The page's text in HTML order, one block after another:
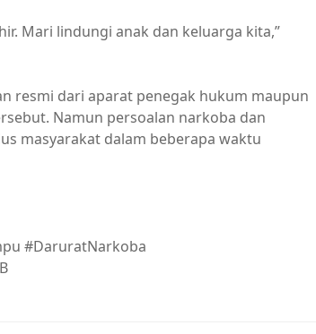
Mari lindungi anak dan keluarga kita,”
resmi dari aparat penegak hukum maupun
Namun persoalan narkoba dan
masyarakat dalam beberapa waktu
#DaruratNarkoba